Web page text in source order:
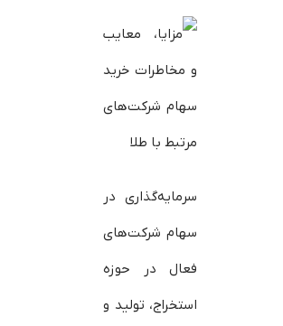
سرمایه‌گذاری در
سهام شرکت‌های
فعال در حوزه
استخراج، تولید و